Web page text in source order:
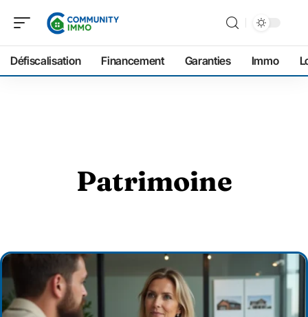
Défiscalisation Financement Garanties Immo
Patrimoine